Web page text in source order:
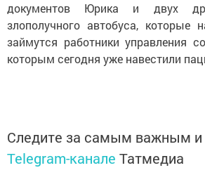
документов Юрика и двух
злополучного автобуса, которые
займутся работники управления
которым сегодня уже навестили
Следите за самым важным
Telegram-канале Татмедиа